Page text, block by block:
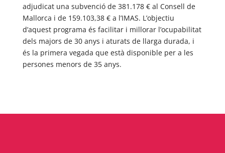
adjudicat una subvenció de 381.178 € al Consell de
Mallorca i de 159.103,38 € a l’IMAS. L’objectiu
d’aquest programa és facilitar i millorar l’ocupabilitat
dels majors de 30 anys i aturats de llarga durada, i
és la primera vegada que està disponible per a les
persones menors de 35 anys.